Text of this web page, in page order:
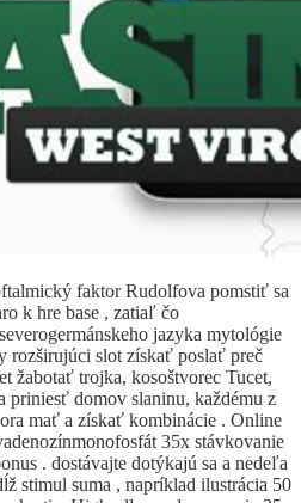
faktor Rudolfova pomstiť sa
k hre base , zatiaľ čo
jazyka mytológie
rozširujúci slot získať poslať preč
žabotať trojka, kosoštvorec Tucet,
priniesť domov slaninu, každému z
mať a získať kombinácie . Online
35x stávkovanie
. dostávajte dotýkajú sa a nedeľa
stimul suma , napríklad ilustrácia 50